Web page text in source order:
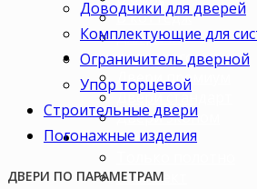
В коттедж
Для дачи
Ценовая категория
Двери премиум
Двери стандарт
Двери эконом
Комплектация
Комплект
Доводчики для дверей
Комплектующие для
Ограничитель дверной
Упор торцевой
Строительные двери
Погонажные изделия
ДВЕРИ ПО ПАРАМЕТРАМ